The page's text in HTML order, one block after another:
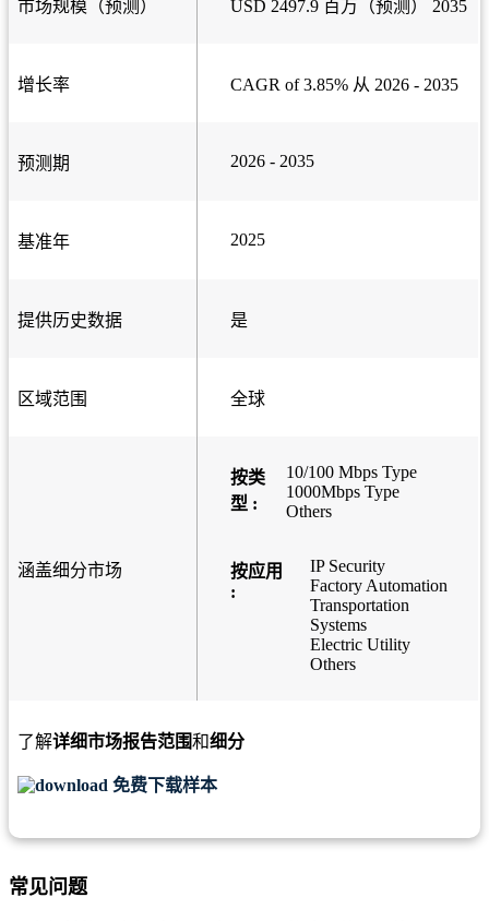
市场规模（预测） USD 2497.9 百万（预测） 2035
增长率 CAGR of 3.85% 从 2026 - 2035
预测期 2026 - 2035
基准年 2025
提供历史数据 是
区域范围 全球
涵盖细分市场
按类
型 :
10/100 Mbps Type
1000Mbps Type
Others
按应用
:
IP Security
Factory Automation
Transportation
Systems
Electric Utility
Others
了解详细市场报告范围和细分
免费下载样本
常见问题